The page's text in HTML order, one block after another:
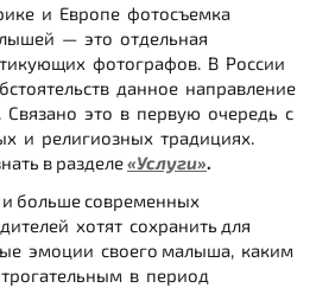
и Европе фотосъемка
— это отдельная
фотографов. В России
данное направление
Связано это в первую очередь с
и религиозных традициях.
в разделе«Услуги».
больше современных
хотят сохранить для
эмоции своего малыша, каким
в период